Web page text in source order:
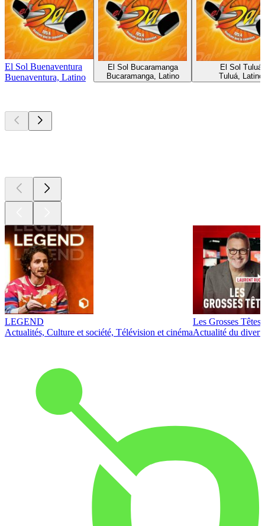
El Sol Buenaventura
Buenaventura, Latino
El Sol Bucaramanga
Bucaramanga, Latino
El Sol Tuluá
Tuluá, Latino
LEGEND
Actualités, Culture et société, Télévision et cinéma
Les Grosses Têtes
Actualité du